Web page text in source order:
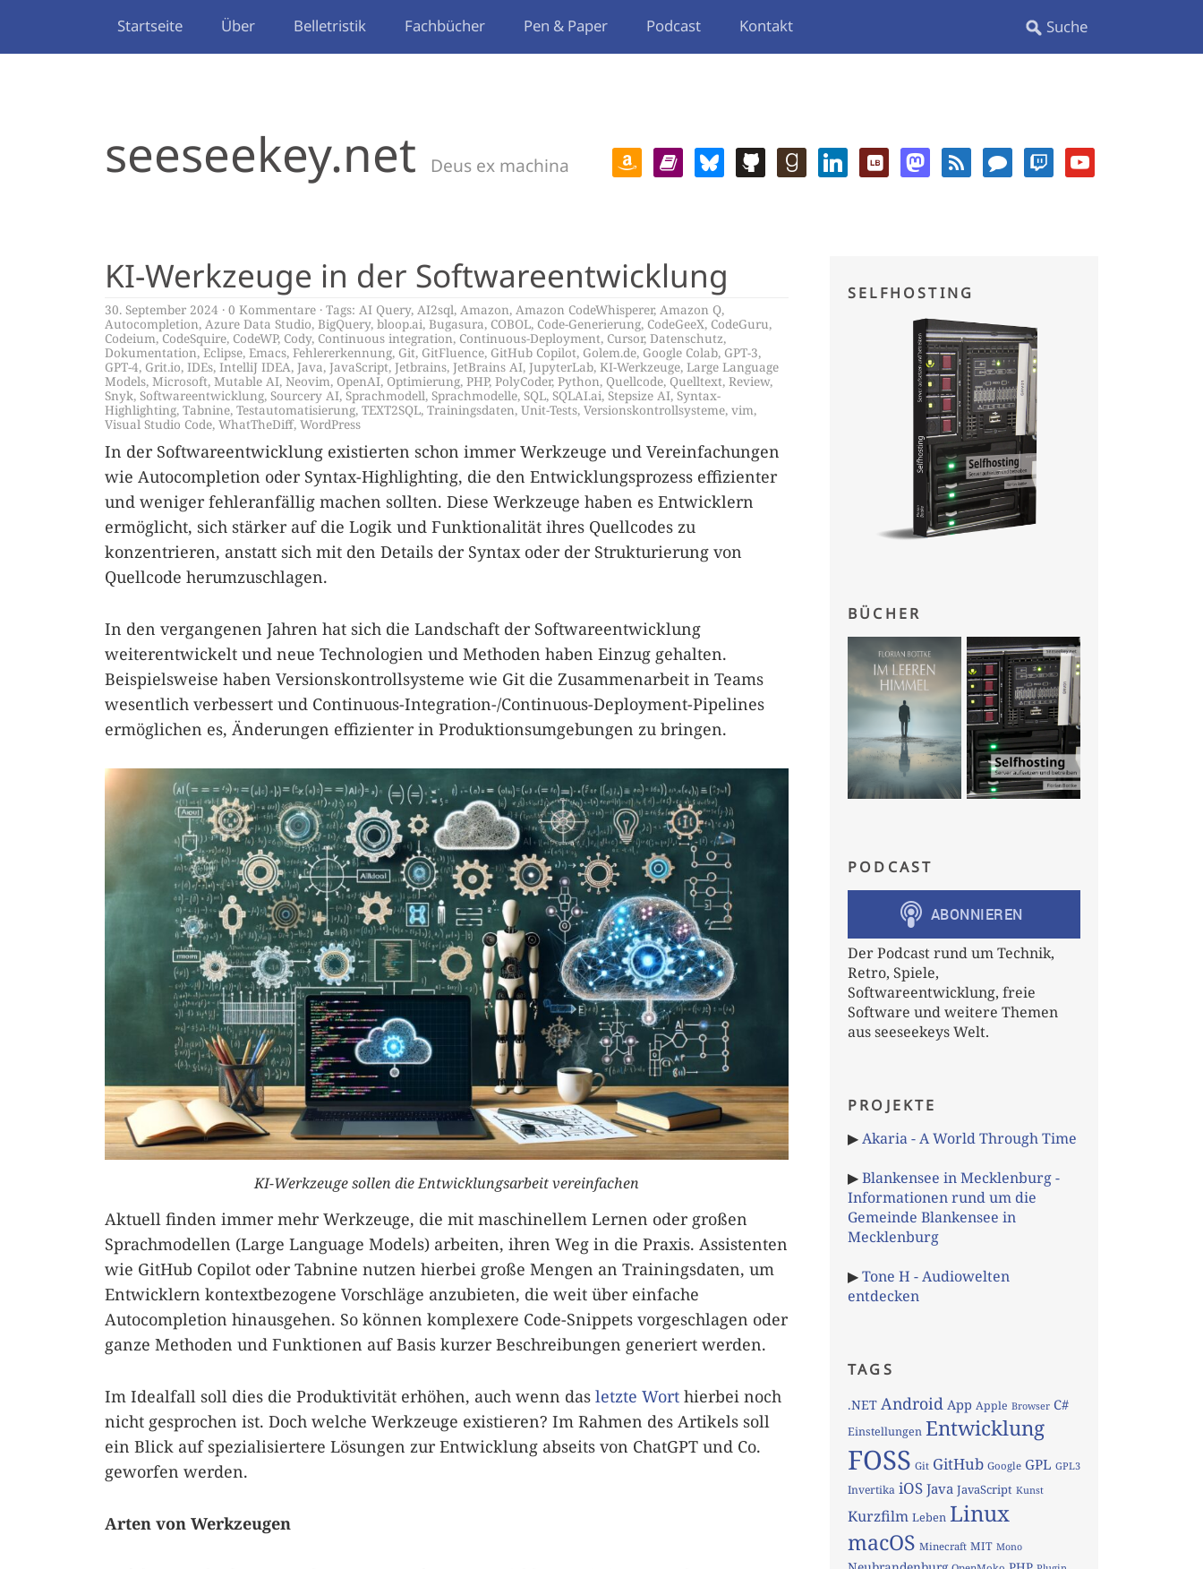
Startseite Über Belletristik Fachbücher Pen & Paper Podcast Kontakt
seeseekey.net Deus ex machina
KI-Werkzeuge in der Softwareentwicklung
30. September 2024 0 Kommentare Tags: AI Query, AI2sql, Amazon, Amazon CodeWhisperer, Amazon Q,
Autocompletion, Azure Data Studio, BigQuery, bloop.ai, Bugasura, COBOL, Code-Generierung, CodeGeeX, CodeGuru,
Codeium,CodeSquire, CodeWP, Cody, Continuous integration, Continuous-Deployment, Cursor, Datenschutz,
Dokumentation,Eclipse, Emacs, Fehlererkennung, Git, GitFluence, GitHub Copilot, Golem.de, Google Colab, GPT-3,
GPT-4, Grit.io, IDEs, IntelliJ IDEA, Java, JavaScript, Jetbrains, JetBrains AI, JupyterLab, KI-Werkzeuge, Large Language
Models, Microsoft, Mutable AI, Neovim, OpenAI, Optimierung, PHP, PolyCoder, Python, Quellcode, Quelltext, Review,
Snyk, Softwareentwicklung, Sourcery AI, Sprachmodell, Sprachmodelle, SQL, SQLAI.ai, Stepsize AI, Syntax-
Highlighting, Tabnine, Testautomatisierung, TEXT2SQL, Trainingsdaten, Unit-Tests, Versionskontrollsysteme, vim,
Visual Studio Code, WhatTheDiff, WordPress
In der Softwareentwicklung existierten schon immer Werkzeuge und Vereinfachungen
wie Autocompletion oder Syntax-Highlighting, die den Entwicklungsprozess effizienter
und weniger fehleranfällig machen sollten. Diese Werkzeuge haben es Entwicklern
ermöglicht, sich stärker auf die Logik und Funktionalität ihres Quellcodes zu
konzentrieren, anstatt sich mit den Details der Syntax oder der Strukturierung von
Quellcode herumzuschlagen.
In den vergangenen Jahren hat sich die Landschaft der Softwareentwicklung
weiterentwickelt und neue Technologien und Methoden haben Einzug gehalten.
Beispielsweise haben Versionskontrollsysteme wie Git die Zusammenarbeit in Teams
wesentlich verbessert und Continuous-Integration-/Continuous-Deployment-Pipelines
ermöglichen es, Änderungen effizienter in Produktionsumgebungen zu bringen.
KI-Werkzeuge sollen die Entwicklungsarbeit vereinfachen
Aktuell finden immer mehr Werkzeuge, die mit maschinellem Lernen oder großen
Sprachmodellen (Large Language Models) arbeiten, ihren Weg in die Praxis. Assistenten
wie GitHub Copilot oder Tabnine nutzen hierbei große Mengen an Trainingsdaten, um
Entwicklern kontextbezogene Vorschläge anzubieten, die weit über einfache
Autocompletion hinausgehen. So können komplexere Code-Snippets vorgeschlagen oder
ganze Methoden und Funktionen auf Basis kurzer Beschreibungen generiert werden.
Im Idealfall soll dies die Produktivität erhöhen, auch wenn das letzte Wort hierbei noch
nicht gesprochen ist. Doch welche Werkzeuge existieren? Im Rahmen des Artikels soll
ein Blick auf spezialisiertere Lösungen zur Entwicklung abseits von ChatGPT und Co.
geworfen werden.
Arten von Werkzeugen
SELFHOSTING
BÜCHER
PODCAST
Der Podcast rund um Technik,
Retro, Spiele,
Softwareentwicklung, freie
Software und weitere Themen
aus seeseekeys Welt.
PROJEKTE
▶Akaria - A World Through Time
▶Blankensee in Mecklenburg -
Informationen rund um die
Gemeinde Blankensee in
Mecklenburg
▶Tone H - Audiowelten
entdecken
TAGS
.NET Android App Apple Browser C#
Einstellungen Entwicklung
FOSS Git GitHub Google GPL GPL3
Invertika iOS Java JavaScript Kunst
Kurzfilm Leben Linux
macOS Minecraft MIT Mono